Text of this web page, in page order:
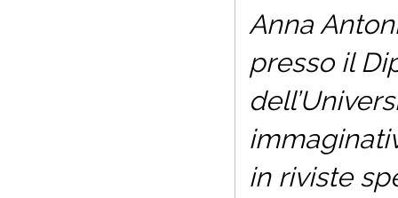
Anna
presso il
in riviste